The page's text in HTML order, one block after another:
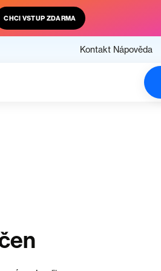
CHCI VSTUP ZDARMA
Kontakt Nápověda